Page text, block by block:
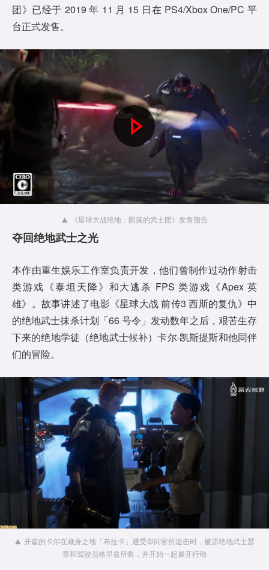
团》已经于 2019 年 11 月 15 日在 PS4/Xbox One/PC 平
台正式发售。
P
a
y
i
d
e
《星球大战绝地：陨落的武士团》发售预告
夺回绝地武士之光
本作由重生娱乐工作室负责开发，他们曾制作过动作射击
类游戏《泰坦天降》和大逃杀 FPS 类游戏《Apex 英
雄》。故事讲述了电影《星球大战 前传3 西斯的复仇》中
的绝地武士抹杀计划「66 号令」发动数年之后，艰苦生存
下来的绝地学徒（绝地武士候补）卡尔·凯斯提斯和他同伴
们的冒险。
开篇的卡尔在藏身之地「布拉卡」遭受审问官所追击时，被原绝地武士瑟
蕾和驾驶员格里兹所救，并开始一起展开行动